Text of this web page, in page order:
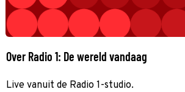
Over Radio 1: De wereld vandaag
Live vanuit de Radio 1-studio.